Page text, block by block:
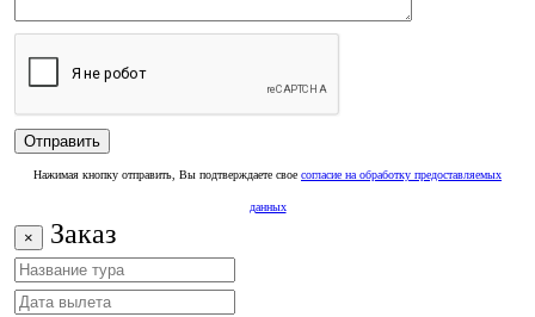
Нажимая кнопку отправить, Вы подтверждаете свое согласие на обработку предоставляемых
данных
× Заказ